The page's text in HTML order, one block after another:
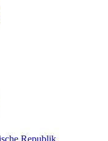
Republik